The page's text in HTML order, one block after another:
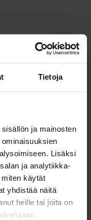
Tietoja
ja mainosten
Lisäksi
ja analytiikka-
käytät
yhdistää näitä
heille tai joita on
ja terveys ry
ja